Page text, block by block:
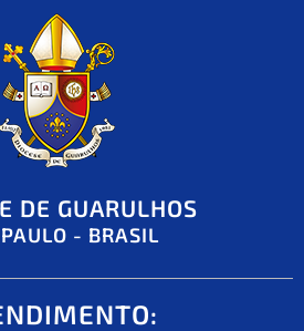
DE GUARULHOS
- BRASIL